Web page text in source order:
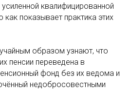
усиленной квалифицированной
показывает практика этих
образом узнают, что
пенсии переведена в
фонд без их ведома и
недобросовестными